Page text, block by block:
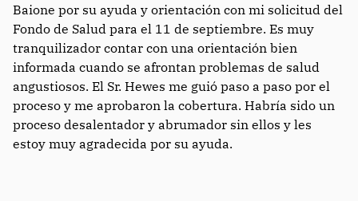
Baione por su ayuda y orientación con mi solicitud del
Fondo de Salud para el 11 de septiembre. Es muy
tranquilizador contar con una orientación bien
informada cuando se afrontan problemas de salud
angustiosos. El Sr. Hewes me guió paso a paso por el
proceso y me aprobaron la cobertura. Habría sido un
proceso desalentador y abrumador sin ellos y les
estoy muy agradecida por su ayuda.